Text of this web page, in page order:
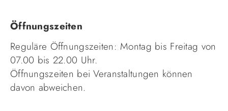
Öffnungszeiten
Reguläre Öffnungszeiten: Montag bis Freitag von
07.00 bis 22.00 Uhr.
Öffnungszeiten bei Veranstaltungen können
davon abweichen.